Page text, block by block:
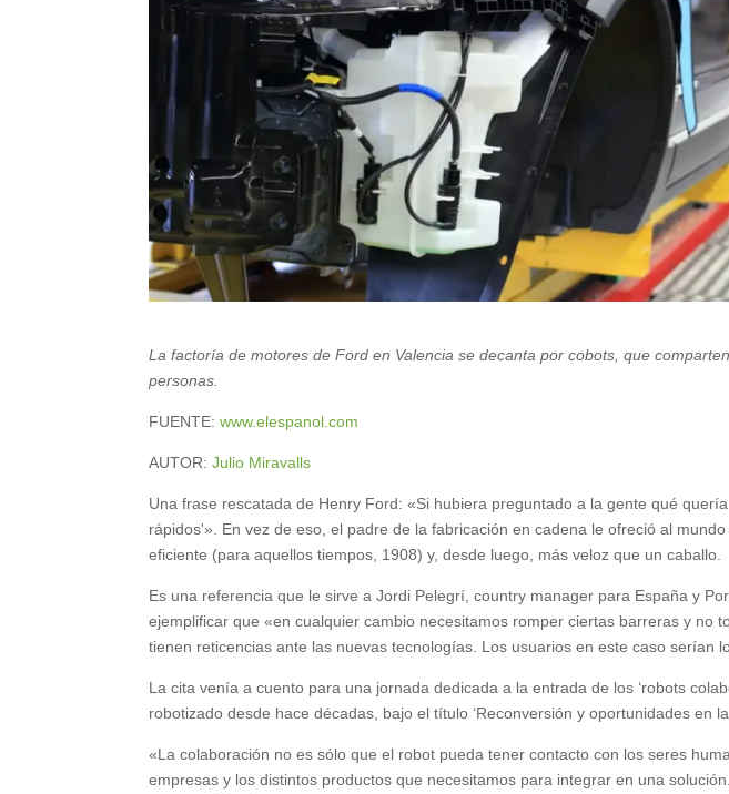
La factoría de motores de Ford en Valencia se decanta por cobots, que
personas.
FUENTE:www.elespanol.com
AUTOR:Julio Miravalls
Una frase rescatada de Henry Ford: «Si hubiera preguntado a la gente qué
rápidos'». En vez de eso, el padre de la fabricación en cadena le ofreció al
eficiente (para aquellos tiempos, 1908) y, desde luego, más veloz que un caballo.
Es una referencia que le sirve a Jordi Pelegrí, country manager para España y
ejemplificar que «en cualquier cambio necesitamos romper ciertas barreras y no
tienen reticencias ante las nuevas tecnologías. Los usuarios en este caso serían
La cita venía a cuento para una jornada dedicada a la entrada de los ‘robots
robotizado desde hace décadas, bajo el título ‘Reconversión y oportunidades en
«La colaboración no es sólo que el robot pueda tener contacto con los seres
empresas y los distintos productos que necesitamos para integrar en una